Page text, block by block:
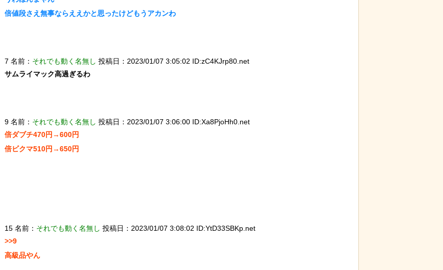
倍値段さえ無事ならええかと思ったけどもうアカンわ
7 名前： それでも動く名無し 投稿日：2023/01/07 3:05:02 ID:zC4KJrp80.net
サムライマック高過ぎるわ
9 名前： それでも動く名無し 投稿日：2023/01/07 3:06:00 ID:Xa8PjoHh0.net
倍ダブチ470円→600円
倍ビクマ510円→650円
15 名前： それでも動く名無し 投稿日：2023/01/07 3:08:02 ID:YtD33SBKp.net
>>9
高級品やん
ケモノが立ち会っていた件
【ひでぶ】茨城県にあるパン屋で売っ